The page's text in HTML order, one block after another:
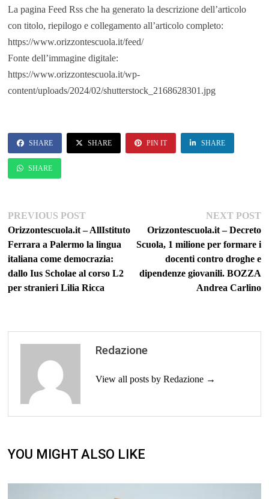
La pagina Feed Rss che ha generato la descrizione dell’articolo
con titolo, riepilogo e collegamento all’articolo completo:
https://www.orizzontescuola.it/feed/
Fonte dell’immagine digitale:
https://www.orizzontescuola.it/wp-
content/uploads/2024/02/shutterstock_2168628301.jpg
SHARE SHARE PIN IT SHARE
SHARE
Navigazione
articoli
PREVIOUS POSTPrevious
post:
Orizzontescuola.it – AllIstituto
Ferrara a Palermo la lingua
italiana come democrazia:
dallo Ius Scholae al corso L2
per stranieri Lilia Ricca
NEXT POST
Orizzontescuola.it – Decreto
Scuola, 1 milione per formare i
docenti contro droghe e
dipendenze giovanili. BOZZA
Andrea Carlino
Redazione
View all posts by Redazione →
YOU MIGHT ALSO LIKE